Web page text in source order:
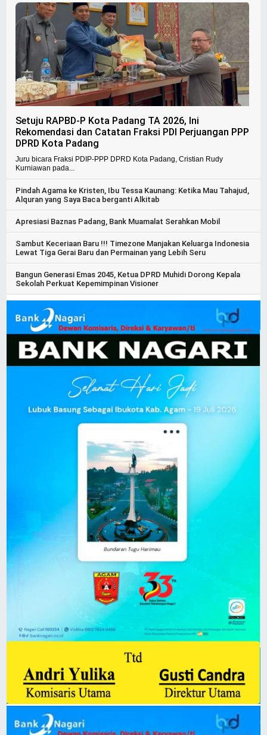
Setuju RAPBD-P Kota Padang TA 2026, Ini
Rekomendasi dan Catatan Fraksi PDI Perjuangan PPP
DPRD Kota Padang
Juru bicara Fraksi PDIP-PPP DPRD Kota Padang, Cristian Rudy
Kurniawan pada...
Pindah Agama ke Kristen, Ibu Tessa Kaunang: Ketika Mau Tahajud,
Alquran yang Saya Baca berganti Alkitab
Apresiasi Baznas Padang, Bank Muamalat Serahkan Mobil
Sambut Keceriaan Baru !!! Timezone Manjakan Keluarga Indonesia
Lewat Tiga Gerai Baru dan Permainan yang Lebih Seru
Bangun Generasi Emas 2045, Ketua DPRD Muhidi Dorong Kepala
Sekolah Perkuat Kepemimpinan Visioner